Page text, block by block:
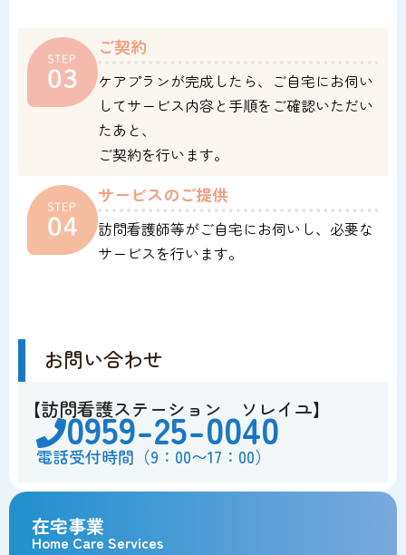
在宅事業
Home Care Services
ご契約
ケアプランが完成したら、ご自宅にお伺い
してサービス内容と手順をご確認いただい
たあと、
ご契約を行います。
サービスのご提供
訪問看護師等がご自宅にお伺いし、必要な
サービスを行います。
お問い合わせ
【訪問看護ステーション ソレイユ】
0959-25-0040
電話受付時間（9：00〜17：00）